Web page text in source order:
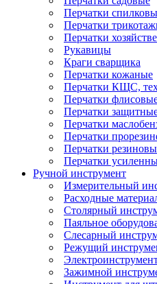
Перчатки
Перчатки
Перчатки
Рукавицы
Краги сварщика
Перчатки кожаные
Перчатки КЩС,
Перчатки
Перчатки
Перчатки
Перчатки
Перчатки
Перчатки
Ручной инструмент
Измерительный
Расходные
Столярный
Паяльное
Слесарный
Режущий
Зажимной